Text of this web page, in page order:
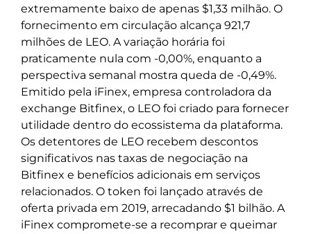
extremamente baixo de apenas $1,33 milhão. O
fornecimento em circulação alcança 921,7
milhões de LEO. A variação horária foi
praticamente nula com -0,00%, enquanto a
perspectiva semanal mostra queda de -0,49%.
Emitido pela iFinex, empresa controladora da
exchange Bitfinex, o LEO foi criado para fornecer
utilidade dentro do ecossistema da plataforma.
Os detentores de LEO recebem descontos
significativos nas taxas de negociação na
Bitfinex e benefícios adicionais em serviços
relacionados. O token foi lançado através de
oferta privada em 2019, arrecadando $1 bilhão. A
iFinex compromete-se a recomprar e queimar